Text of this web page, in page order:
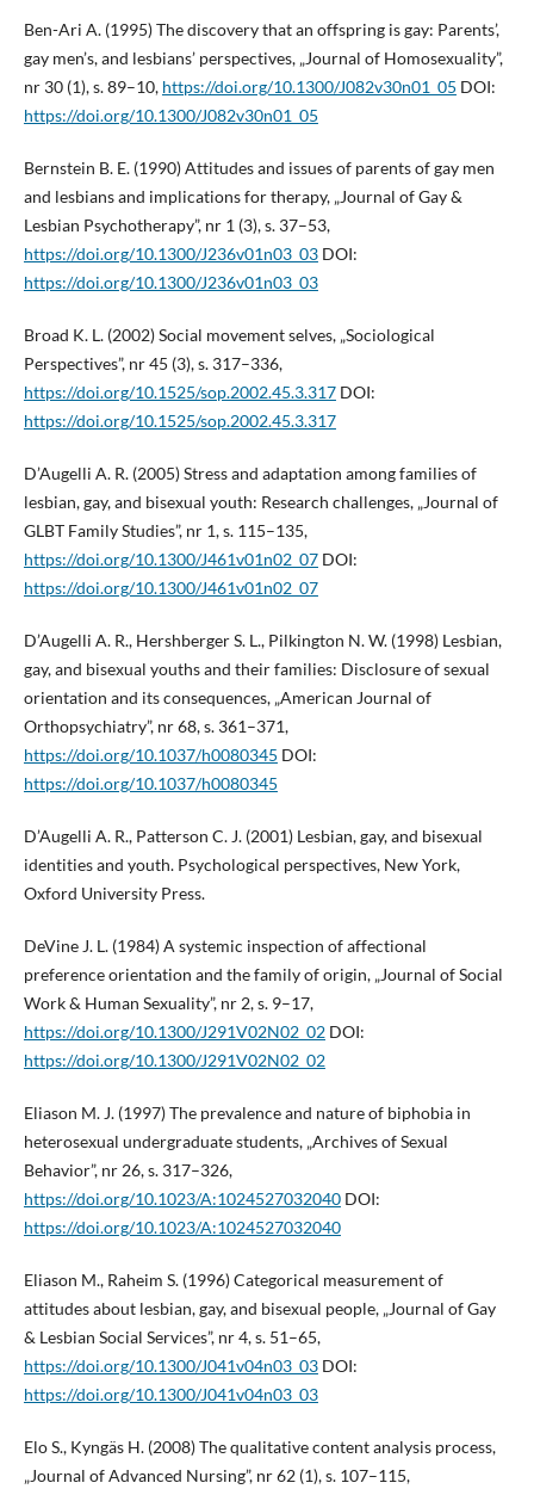
Ben-Ari A. (1995) The discovery that an offspring is gay: Parents’,
gay men’s, and lesbians’ perspectives, „Journal of Homosexuality”,
nr 30 (1), s. 89–10, https://doi.org/10.1300/J082v30n01_05 DOI:
https://doi.org/10.1300/J082v30n01_05
Bernstein B. E. (1990) Attitudes and issues of parents of gay men
and lesbians and implications for therapy, „Journal of Gay &
Lesbian Psychotherapy”, nr 1 (3), s. 37–53,
https://doi.org/10.1300/J236v01n03_03DOI:
https://doi.org/10.1300/J236v01n03_03
Broad K. L. (2002) Social movement selves, „Sociological
Perspectives”, nr 45 (3), s. 317–336,
https://doi.org/10.1525/sop.2002.45.3.317DOI:
https://doi.org/10.1525/sop.2002.45.3.317
D’Augelli A. R. (2005) Stress and adaptation among families of
lesbian, gay, and bisexual youth: Research challenges, „Journal of
GLBT Family Studies”, nr 1, s. 115–135,
https://doi.org/10.1300/J461v01n02_07DOI:
https://doi.org/10.1300/J461v01n02_07
D’Augelli A. R., Hershberger S. L., Pilkington N. W. (1998) Lesbian,
gay, and bisexual youths and their families: Disclosure of sexual
orientation and its consequences, „American Journal of
Orthopsychiatry”, nr 68, s. 361–371,
https://doi.org/10.1037/h0080345 DOI:
https://doi.org/10.1037/h0080345
D’Augelli A. R., Patterson C. J. (2001) Lesbian, gay, and bisexual
identities and youth. Psychological perspectives, New York,
Oxford University Press.
DeVine J. L. (1984) A systemic inspection of affectional
preference orientation and the family of origin, „Journal of Social
Work & Human Sexuality”, nr 2, s. 9–17,
https://doi.org/10.1300/J291V02N02_02DOI:
https://doi.org/10.1300/J291V02N02_02
Eliason M. J. (1997) The prevalence and nature of biphobia in
heterosexual undergraduate students, „Archives of Sexual
Behavior”, nr 26, s. 317–326,
https://doi.org/10.1023/A:1024527032040DOI:
https://doi.org/10.1023/A:1024527032040
Eliason M., Raheim S. (1996) Categorical measurement of
attitudes about lesbian, gay, and bisexual people, „Journal of Gay
& Lesbian Social Services”, nr 4, s. 51–65,
https://doi.org/10.1300/J041v04n03_03DOI:
https://doi.org/10.1300/J041v04n03_03
Elo S., Kyngäs H. (2008) The qualitative content analysis process,
„Journal of Advanced Nursing”, nr 62 (1), s. 107–115,